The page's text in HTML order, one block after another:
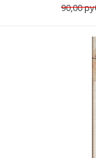
90,00